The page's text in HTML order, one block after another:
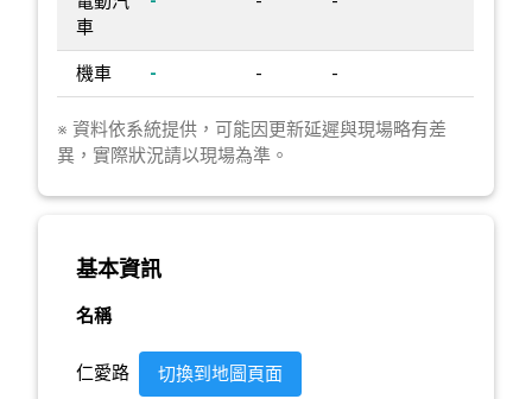
車
機車 - - -
※ 資料依系統提供，可能因更新延遲與現場略有差
異，實際狀況請以現場為準。
基本資訊
名稱
仁愛路 切換到地圖頁面